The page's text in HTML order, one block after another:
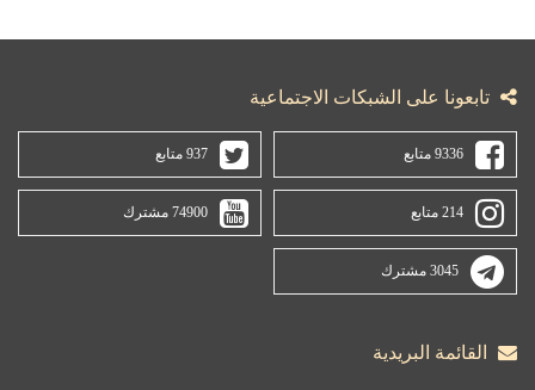
تابعونا على الشبكات الاجتماعية
9336 متابع 937 متابع
214 متابع 74900 مشترك
3045 مشترك
القائمة البريدية